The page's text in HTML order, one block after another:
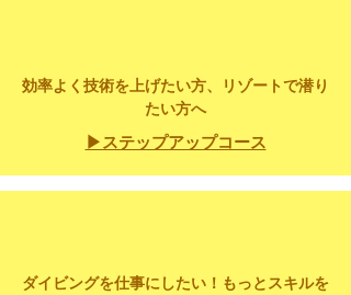
​効率よく技術を上げたい方、リゾートで潜り
たい方へ
▶​ステップアップコース
​ダイビングを仕事にしたい！もっとスキルを